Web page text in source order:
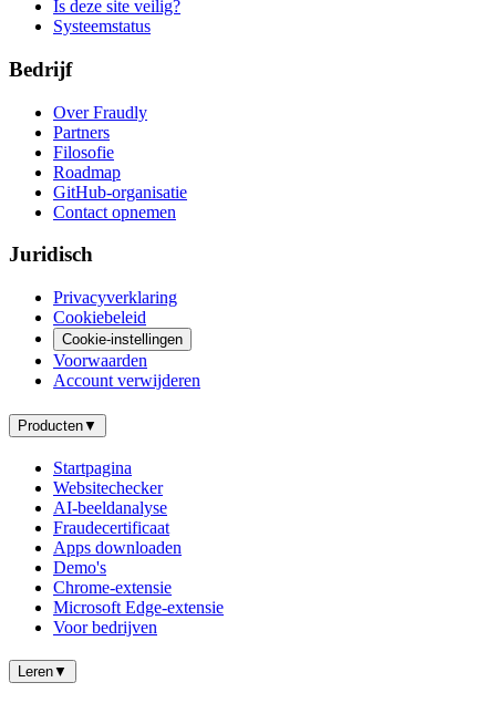
Is deze site veilig?
Systeemstatus
Bedrijf
Over Fraudly
Partners
Filosofie
Roadmap
GitHub-organisatie
Contact opnemen
Juridisch
Privacyverklaring
Cookiebeleid
Cookie-instellingen
Voorwaarden
Account verwijderen
Producten▼
Startpagina
Websitechecker
AI-beeldanalyse
Fraudecertificaat
Apps downloaden
Demo's
Chrome-extensie
Microsoft Edge-extensie
Voor bedrijven
Leren▼